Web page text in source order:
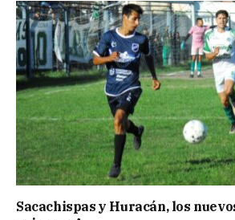
Sacachispas y Huracán, los